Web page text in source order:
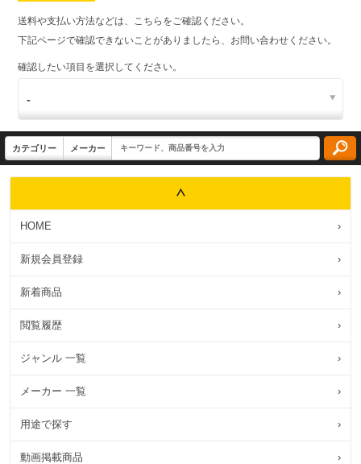
送料や支払い方法などは、こちらをご確認ください。
下記ページで確認できないことがありましたら、お問い合わせください。
確認したい項目を選択してください。
HOME ›
新規会員登録 ›
新着商品 ›
閲覧履歴 ›
ジャンル 一覧 ›
メーカー 一覧 ›
用途で探す ›
動画掲載商品 ›